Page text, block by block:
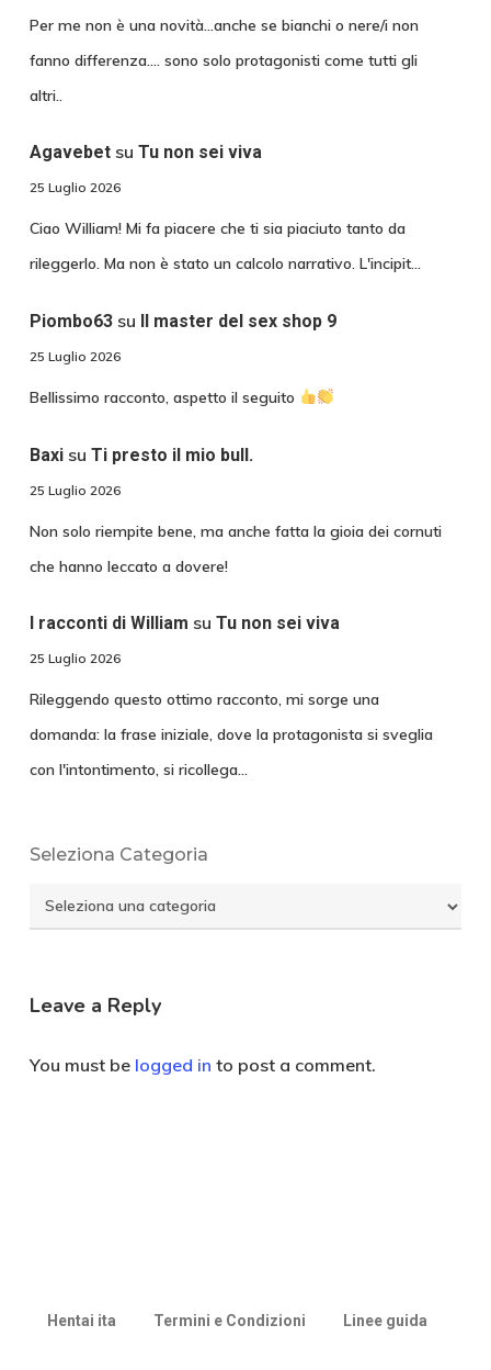
Per me non è una novità...anche se bianchi o nere/i non
fanno differenza.... sono solo protagonisti come tutti gli
altri..
Agavebetsu Tu non sei viva
25 Luglio 2026
Ciao William! Mi fa piacere che ti sia piaciuto tanto da
rileggerlo. Ma non è stato un calcolo narrativo. L'incipit…
Piombo63su Il master del sex shop 9
25 Luglio 2026
Bellissimo racconto, aspetto il seguito
Baxisu Ti presto il mio bull.
25 Luglio 2026
Non solo riempite bene, ma anche fatta la gioia dei cornuti
che hanno leccato a dovere!
I racconti di William su Tu non sei viva
25 Luglio 2026
Rileggendo questo ottimo racconto, mi sorge una
domanda: la frase iniziale, dove la protagonista si sveglia
con l'intontimento, si ricollega…
Seleziona Categoria
Seleziona
Categoria
Leave a Reply
You must be logged in to post a comment.
Hentai ita Termini e Condizioni Linee guida